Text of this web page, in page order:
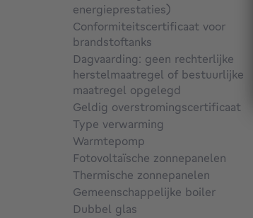
energieprestaties)
Conformiteitscertificaat voor
brandstoftanks
Dagvaarding: geen rechterlijke
herstelmaatregel of bestuurlijke
maatregel opgelegd
Geldig overstromingscertificaat
Type verwarming
Warmtepomp
Fotovoltaïsche zonnepanelen
Thermische zonnepanelen
Gemeenschappelijke boiler
Dubbel glas